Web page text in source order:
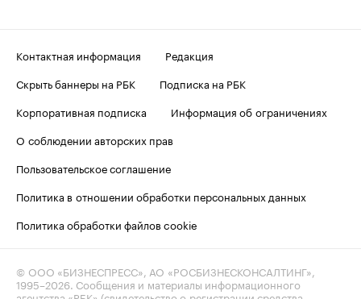
Контактная информация
Редакция
Скрыть баннеры на РБК
Подписка на РБК
Корпоративная подписка
Информация об ограничениях
О соблюдении авторских прав
Пользовательское соглашение
Политика в отношении обработки персональных данных
Политика обработки файлов cookie
© ООО «БИЗНЕСПРЕСС», АО «РОСБИЗНЕСКОНСАЛТИНГ»,
1995–2026. Сообщения и материалы информационного